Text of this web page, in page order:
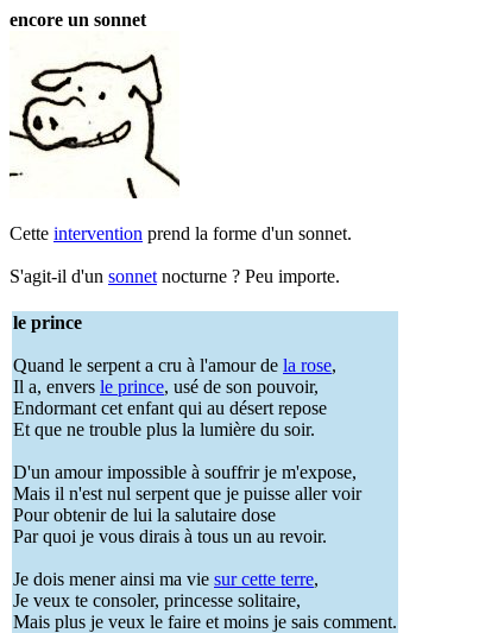
encore un sonnet
Cette intervention prend la forme d'un sonnet.
S'agit-il d'un sonnet nocturne ? Peu importe.
le prince
Quand le serpent a cru à l'amour de la rose,
Il a, envers le prince, usé de son pouvoir,
Endormant cet enfant qui au désert repose
Et que ne trouble plus la lumière du soir.
D'un amour impossible à souffrir je m'expose,
Mais il n'est nul serpent que je puisse aller voir
Pour obtenir de lui la salutaire dose
Par quoi je vous dirais à tous un au revoir.
Je dois mener ainsi ma vie sur cette terre,
Je veux te consoler, princesse solitaire,
Mais plus je veux le faire et moins je sais comment.